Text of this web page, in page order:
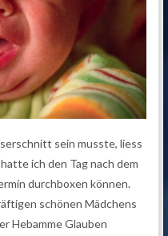
sein musste, liess
ich den Tag nach dem
durchboxen können.
schönen Mädchens
Hebamme Glauben